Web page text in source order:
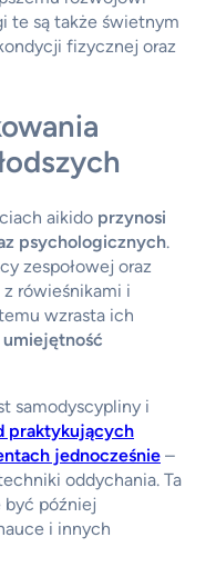
te są także świetnym
fizycznej oraz
aikido przynosi
psychologicznych.
zespołowej oraz
rówieśnikami i
wzrasta ich
umiejętność
samodyscypliny i
praktykujących
jednocześnie –
oddychania. Ta
później
i innych